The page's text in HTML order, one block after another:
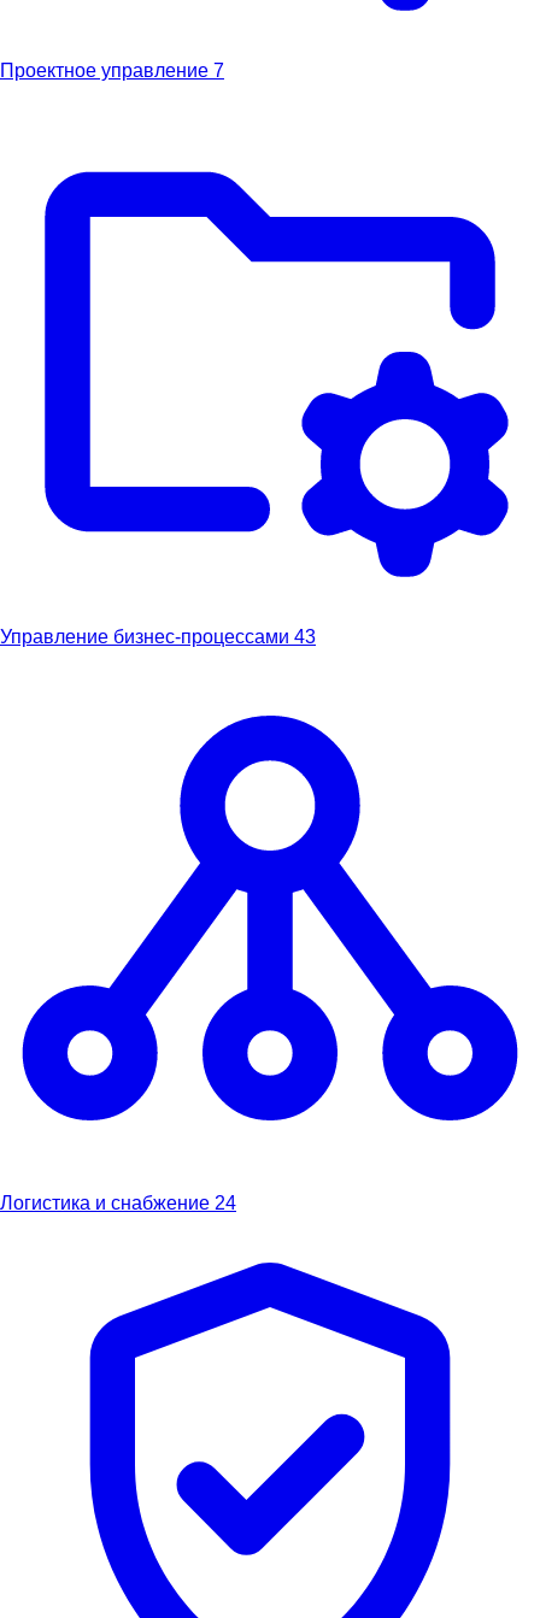
Проектное управление 7
Управление бизнес-процессами 43
Логистика и снабжение 24